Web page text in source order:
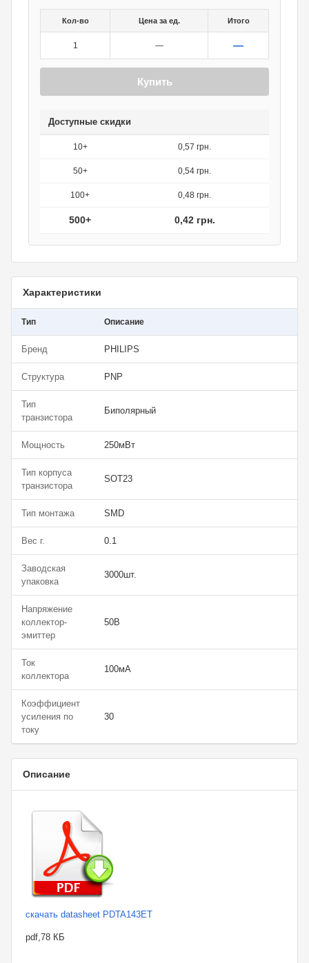
Кол-во Цена за ед. Итого
1 — —
Купить
Доступные скидки
10+ 0,57 грн.
50+ 0,54 грн.
100+ 0,48 грн.
500+ 0,42 грн.
Характеристики
Тип Описание
Бренд PHILIPS
Структура PNP
Тип
транзистора
Биполярный
Мощность 250мВт
Тип корпуса
транзистора
SOT23
Тип монтажа SMD
Вес г. 0.1
Заводская
упаковка
3000шт.
Напряжение
коллектор-
эмиттер
50В
Ток
коллектора
100мА
Коэффициент
усиления по
току
30
Описание
скачать datasheet PDTA143ET
pdf,78 КБ